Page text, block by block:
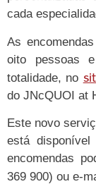
cada
As
oito pessoas
totalidade, no
do JNcQUOI at
Este novo
está
encomendas
369 900) ou e-